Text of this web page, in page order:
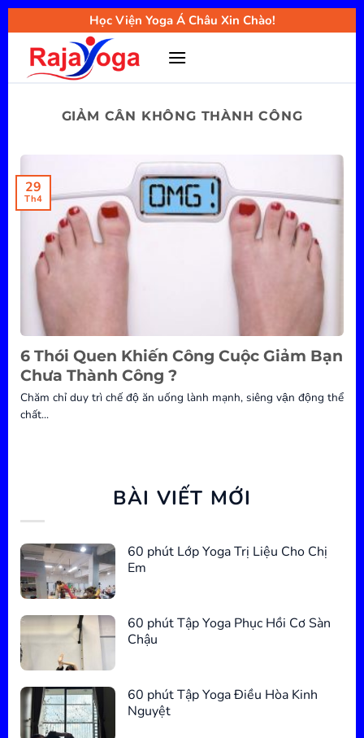
Bỏ
qua
nội
Học Viện Yoga Á Châu Xin Chào!
GIẢM CÂN KHÔNG THÀNH CÔNG
6 Thói Quen Khiến Công Cuộc Giảm Bạn
Chưa Thành Công ?
Chăm chỉ duy trì chế độ ăn uống lành mạnh, siêng vận động thể
chất...
29
Th4
BÀI VIẾT MỚI
60 phút Lớp Yoga Trị Liệu Cho Chị
Em
60 phút Tập Yoga Phục Hồi Cơ Sàn
Chậu
60 phút Tập Yoga Điều Hòa Kinh
Nguyệt